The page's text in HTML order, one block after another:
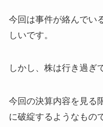
今回は事件が絡んでい
しいです。
しかし、株は行き過ぎ
今回の決算内容を見る
に破綻するようなもの